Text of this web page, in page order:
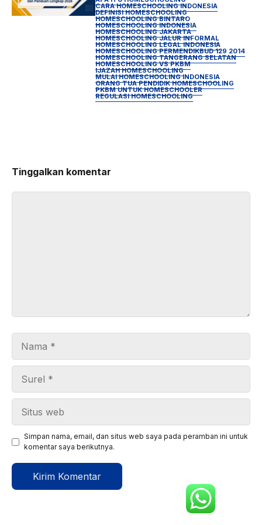
CARA HOMESCHOOLING INDONESIA
DEFINISI HOMESCHOOLING
HOMESCHOOLING BINTARO
HOMESCHOOLING INDONESIA
HOMESCHOOLING JAKARTA
HOMESCHOOLING JALUR INFORMAL
HOMESCHOOLING LEGAL INDONESIA
HOMESCHOOLING PERMENDIKBUD 129 2014
HOMESCHOOLING TANGERANG SELATAN
HOMESCHOOLING VS PKBM
IJAZAH HOMESCHOOLING
MULAI HOMESCHOOLING INDONESIA
ORANG TUA PENDIDIK HOMESCHOOLING
PKBM UNTUK HOMESCHOOLER
REGULASI HOMESCHOOLING
Tinggalkan komentar
Simpan nama, email, dan situs web saya pada peramban ini untuk
komentar saya berikutnya.